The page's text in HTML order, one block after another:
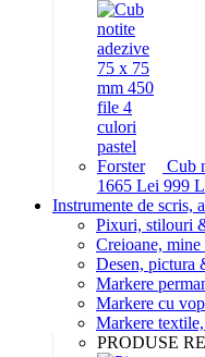
Cub
1665 Lei 999
Instrumente de scris,
Pixuri, stilouri
Creioane,
Desen, pictura
Markere
Markere cu
Markere
PRODUSE